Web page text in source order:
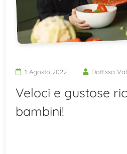
1 Agosto 2022 Dott.ssa
Veloci e gustose
bambini!